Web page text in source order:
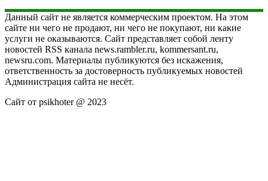
Данный сайт не является коммерческим проектом. На этом
сайте ни чего не продают, ни чего не покупают, ни какие
услуги не оказываются. Сайт представляет собой ленту
новостей RSS канала news.rambler.ru, kommersant.ru,
newsru.com. Материалы публикуются без искажения,
ответственность за достоверность публикуемых новостей
Администрация сайта не несёт.
Сайт от psikhoter @ 2023